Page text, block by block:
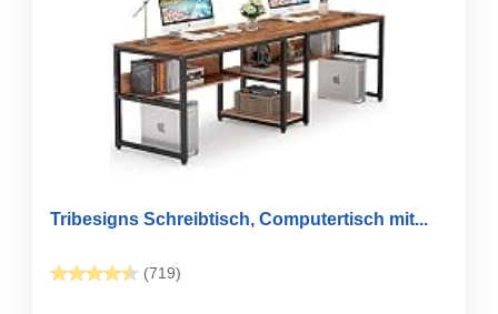
Tribesigns Schreibtisch, Computertisch mit...
(719)